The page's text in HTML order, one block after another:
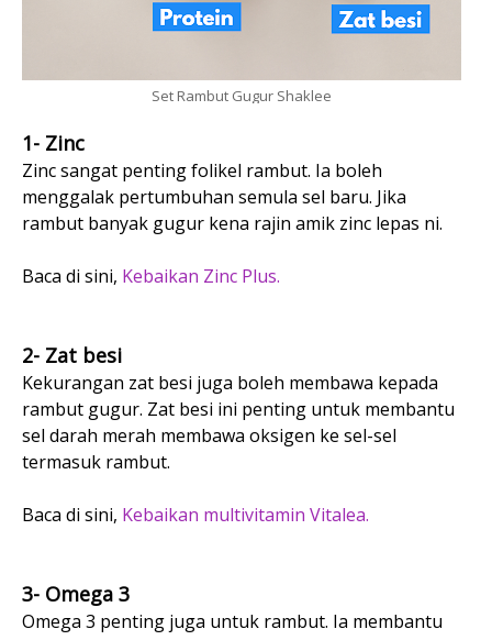
Set Rambut Gugur Shaklee
1- Zinc
Zinc sangat penting folikel rambut. Ia boleh
menggalak pertumbuhan semula sel baru. Jika
rambut banyak gugur kena rajin amik zinc lepas ni.
Baca di sini, Kebaikan Zinc Plus.
2- Zat besi
Kekurangan zat besi juga boleh membawa kepada
rambut gugur. Zat besi ini penting untuk membantu
sel darah merah membawa oksigen ke sel-sel
termasuk rambut.
Baca di sini, Kebaikan multivitamin Vitalea.
3- Omega 3
Omega 3 penting juga untuk rambut. Ia membantu